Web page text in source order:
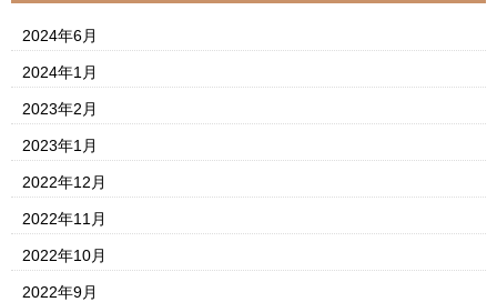
2024年6月
2024年1月
2023年2月
2023年1月
2022年12月
2022年11月
2022年10月
2022年9月